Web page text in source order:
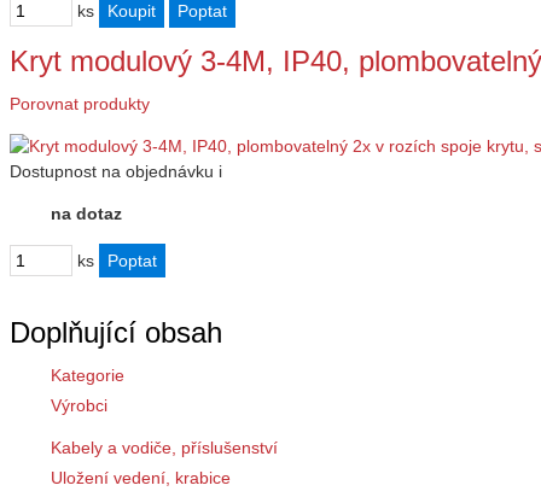
ks
Kryt modulový 3-4M, IP40,
Porovnat produkty
Dostupnost na objednávku i
na dotaz
ks
Doplňující obsah
Kategorie
Výrobci
Kabely a vodiče, příslušenství
Uložení vedení, krabice